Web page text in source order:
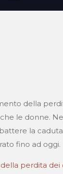
della
le donne.
la
fino ad oggi.
perdita dei